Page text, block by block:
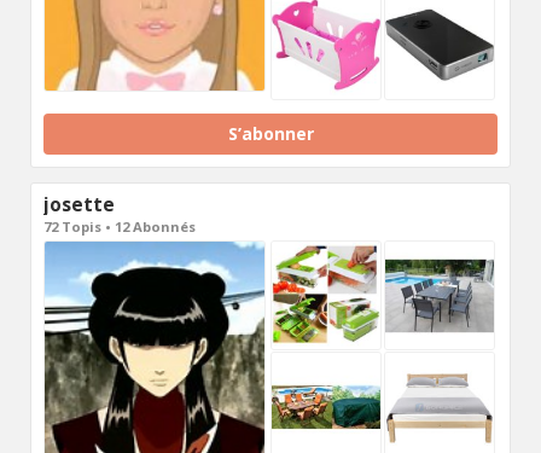
S’abonner
josette
72 Topis • 12 Abonnés